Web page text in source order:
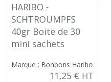
HARIBO -
SCHTROUMPFS
40gr Boite de 30
mini sachets
Marque : Bonbons Haribo
11,25 € HT